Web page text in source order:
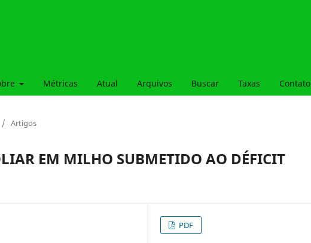
Métricas Atual Arquivos Buscar Taxas Contato
/ Artigos
EM MILHO SUBMETIDO AO DÉFICIT
PDF